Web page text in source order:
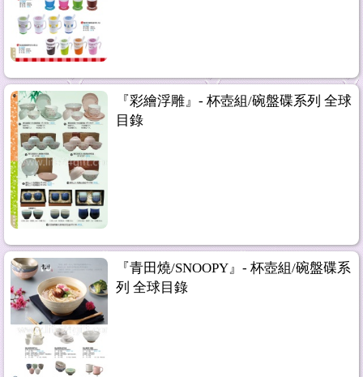
『彩繪浮雕』- 杯壺組/碗盤碟系列 全球
目錄
『青田燒/SNOOPY』- 杯壺組/碗盤碟系
列 全球目錄